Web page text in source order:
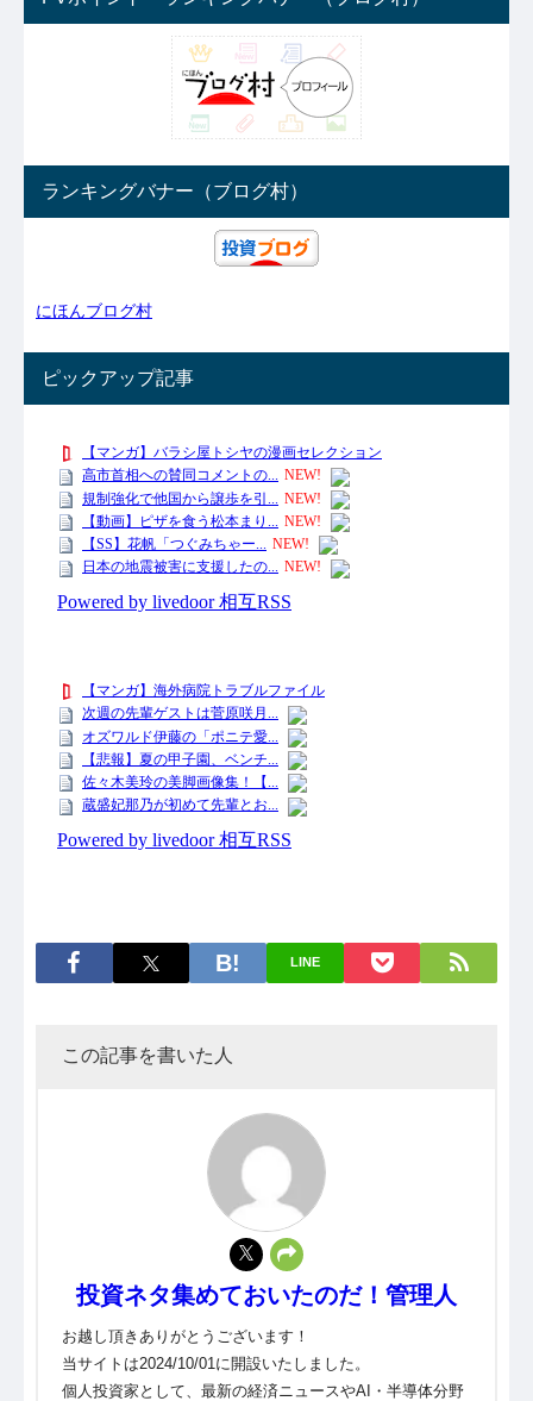
ランキングバナー（ブログ村）
にほんブログ村
ピックアップ記事
LINE
この記事を書いた人
投資ネタ集めておいたのだ！管理人
お越し頂きありがとうございます！
当サイトは2024/10/01に開設いたしました。
個人投資家として、最新の経済ニュースやAI・半導体分野